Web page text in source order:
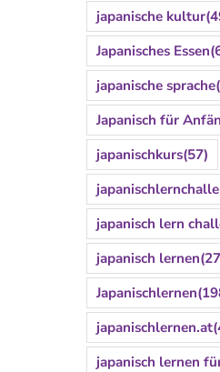
japanische kultur
Japanisches Essen
japanische sprache
Japanisch für
japanischkurs(57)
japanisch lern
japanisch lernen
Japanischlernen
japanischlernen.at
japanisch lernen